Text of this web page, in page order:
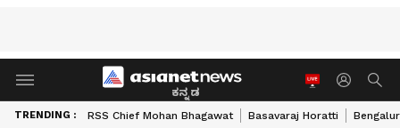
ಕನ್ನಡ
TRENDING : RSS Chief Mohan Bhagawat Basavaraj Horatti